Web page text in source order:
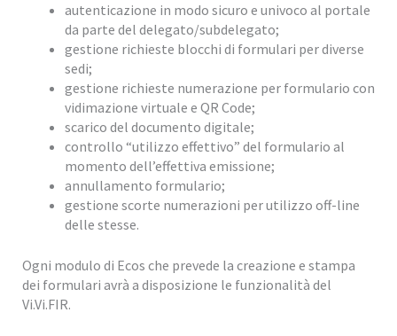
autenticazione in modo sicuro e univoco al portale
da parte del delegato/subdelegato;
gestione richieste blocchi di formulari per diverse
sedi;
gestione richieste numerazione per formulario con
vidimazione virtuale e QR Code;
scarico del documento digitale;
controllo “utilizzo effettivo” del formulario al
momento dell’effettiva emissione;
annullamento formulario;
gestione scorte numerazioni per utilizzo off-line
delle stesse.
Ogni modulo di Ecos che prevede la creazione e stampa
dei formulari avrà a disposizione le funzionalità del
Vi.Vi.FIR.